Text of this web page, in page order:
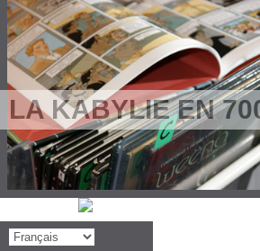
LA KABYLIE EN